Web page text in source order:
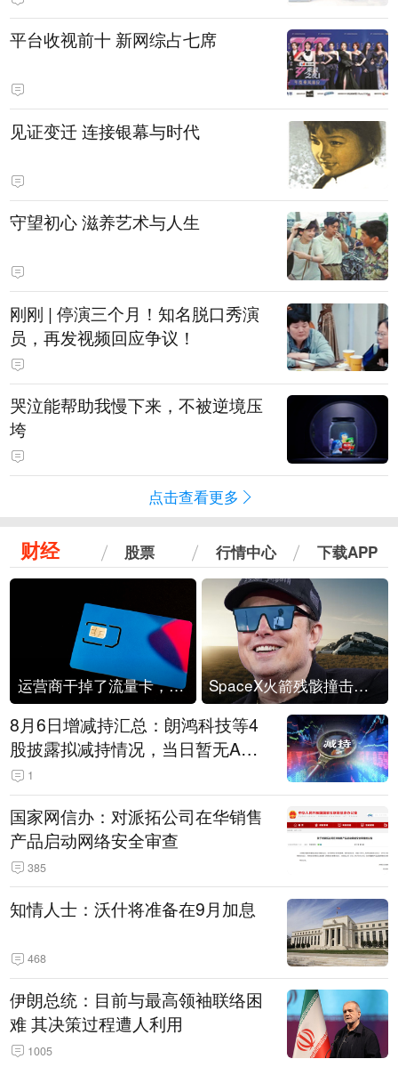
平台收视前十 新网综占七席
见证变迁 连接银幕与时代
守望初心 滋养艺术与人生
刚刚 | 停演三个月！知名脱口秀演
员，再发视频回应争议！
哭泣能帮助我慢下来，不被逆境压
垮
点击查看更多
财经 股票 行情中心 下载APP
运营商干掉了流量卡，他们真的玩不起了 SpaceX火箭残骸撞击月球
8月6日增减持汇总：朗鸿科技等4
股披露拟减持情况，当日暂无A股
公司披露拟增持情况（表）
1
国家网信办：对派拓公司在华销售
产品启动网络安全审查
385
知情人士：沃什将准备在9月加息
468
伊朗总统：目前与最高领袖联络困
难 其决策过程遭人利用
1005